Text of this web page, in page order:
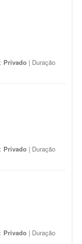
Privado | Duração
Privado | Duração
Privado | Duração